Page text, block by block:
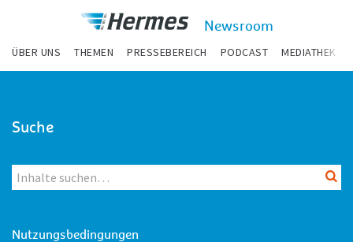
Newsroom
ÜBER UNS THEMEN PRESSEBEREICH PODCAST MEDIATHEK
Suche
Nutzungsbedingungen